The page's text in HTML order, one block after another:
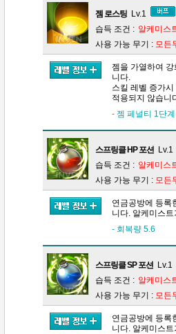
젬 로스팅 Lv.1
습득 조건 : 알케미스
사용 가능 무기 : 모든
젬을 가열하여
니다.
스킬 레벨 증가
적용되지 않습니
- 젬 페널티 1단
스프링클 HP 포션 Lv.1
습득 조건 : 알케미스
사용 가능 무기 : 모든
연금공방에 등록
니다. 알케미스
- 회복량 5.6
스프링클 SP 포션 Lv.1
습득 조건 : 알케미스
사용 가능 무기 : 모든
연금공방에 등록
니다. 알케미스